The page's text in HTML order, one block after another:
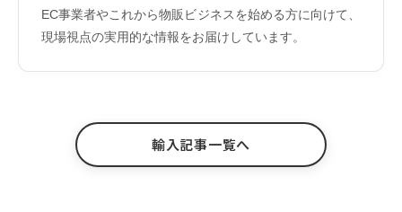
EC事業者やこれから物販ビジネスを始める方に向けて、
現場視点の実用的な情報をお届けしています。
輸入記事一覧へ